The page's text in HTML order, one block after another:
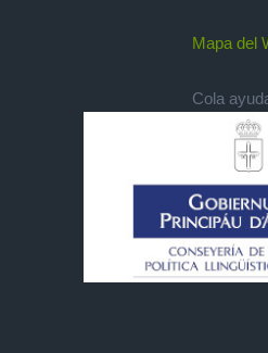
Mapa del
Cola